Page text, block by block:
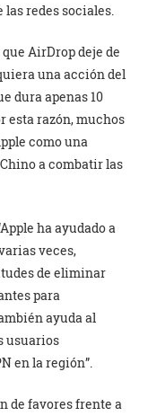
las redes sociales.
AirDrop deje de
una acción del
dura apenas 10
esta razón, muchos
como una
a combatir las
ha ayudado a
veces,
de eliminar
para
ayuda al
usuarios
en la región”.
de favores frente a